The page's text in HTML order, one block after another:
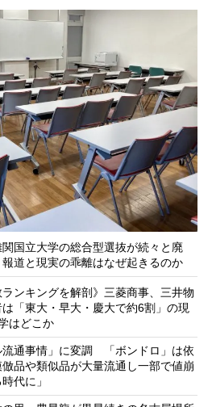
国立大学の総合型選抜が続々と廃
道と現実の乖離はなぜ起きるのか
ランキングを解剖》三菱商事、三井物
「東大・早大・慶大で約6割」の現
はどこか
流通事情」に変調 「ボンドロ」は依
品や類似品が大量流通し一部で値崩
代に」